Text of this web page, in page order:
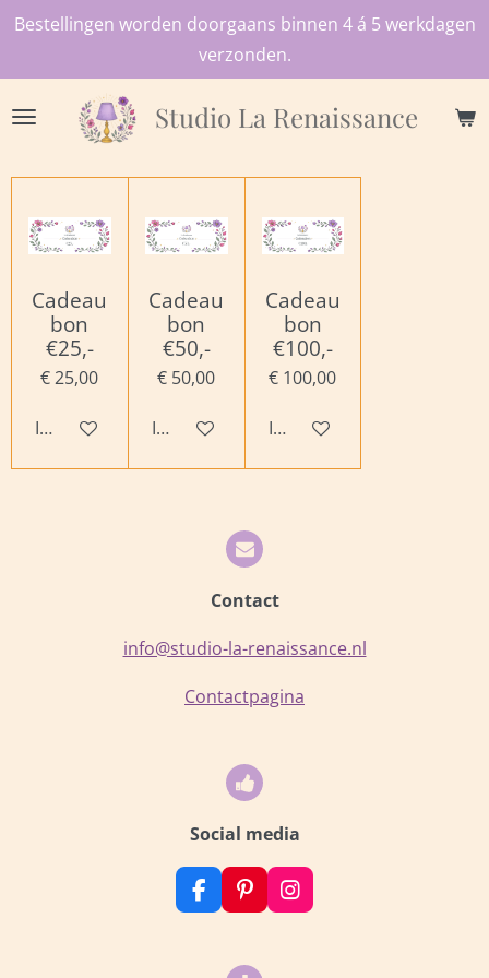
Ga
de
hoofdinhoud
Studio La Renaissance
Bestellingen worden doorgaans binnen 4 á 5 werkdagen
verzonden.
Cadeau
bon
€25,-
€ 25,00
In winkelwagen
Cadeau
bon
€50,-
€ 50,00
In winkelwagen
Cadeau
bon
€100,-
€ 100,00
In winkelwagen
Contact
info@studio-la-renaissance.nl
Contactpagina
Social media
F
a
P
i
t
I
n